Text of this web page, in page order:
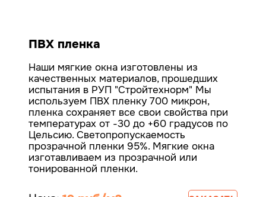
ПВХ пленка
Наши мягкие окна изготовлены из
качественных материалов, прошедших
испытания в РУП "Стройтехнорм" Мы
используем ПВХ пленку 700 микрон,
пленка сохраняет все свои свойства при
температурах от -30 до +60 градусов по
Цельсию. Светопропускаемость
прозрачной пленки 95%. Мягкие окна
изготавливаем из прозрачной или
тонированной пленки.